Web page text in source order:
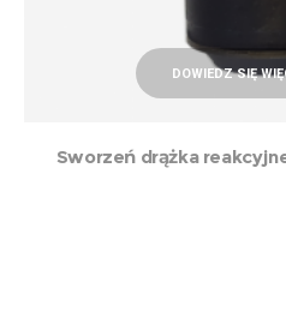
DOWIEDZ SIĘ
Sworzeń drążka